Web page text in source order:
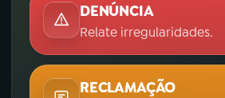
DENÚNCIA
Relate irregularidades.
RECLAMAÇÃO